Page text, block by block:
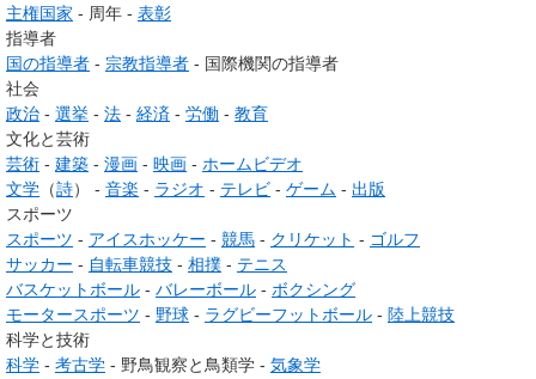
主権国家 - 周年 - 表彰‎
指導者
国の指導者 - 宗教指導者 - 国際機関の指導者
社会
政治 - 選挙 - 法 - 経済 - 労働 - 教育
文化と芸術
芸術 - 建築 - 漫画 - 映画 - ホームビデオ
文学 （詩） - 音楽 - ラジオ - テレビ - ゲーム - 出版
スポーツ
スポーツ - アイスホッケー - 競馬 - クリケット - ゴルフ
サッカー - 自転車競技 - 相撲 - テニス
バスケットボール - バレーボール - ボクシング
モータースポーツ - 野球 - ラグビーフットボール - 陸上競技
科学と技術
科学 - 考古学 - 野鳥観察と鳥類学 - 気象学